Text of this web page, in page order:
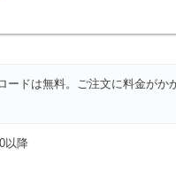
ドは無料。ご注文に料金がか
以降